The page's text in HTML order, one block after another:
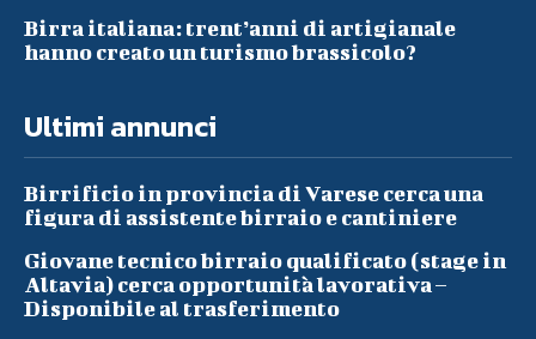
Birra italiana: trent’anni di artigianale
hanno creato un turismo brassicolo?
Ultimi annunci
Birrificio in provincia di Varese cerca una
figura di assistente birraio e cantiniere
Giovane tecnico birraio qualificato (stage in
Altavia) cerca opportunità lavorativa –
Disponibile al trasferimento